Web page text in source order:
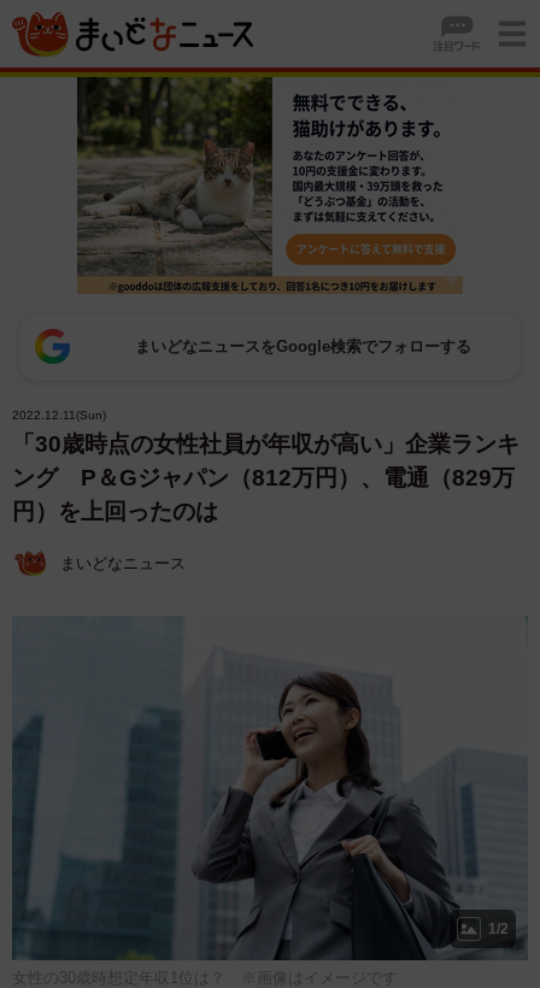
まいどなニュースをGoogle検索でフォローする
2022.12.11(Sun)
「30歳時点の女性社員が年収が高い」企業ランキ
ング P＆Gジャパン（812万円）、電通（829万
円）を上回ったのは
まいどなニュース
1/2
女性の30歳時想定年収1位は？ ※画像はイメージです